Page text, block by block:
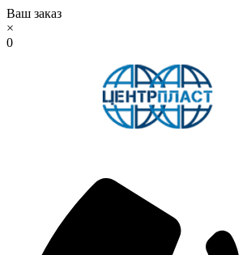
Ваш заказ
×
0